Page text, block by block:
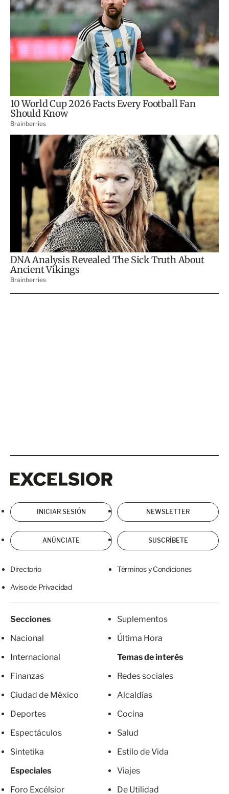
INICIAR SESIÓN NEWSLETTER
ANÚNCIATE SUSCRÍBETE
Directorio Términos y Condiciones
Aviso de Privacidad
Secciones
Nacional
Internacional
Finanzas
Ciudad de México
Deportes
Espectáculos
Sintetika
Especiales
Foro Excélsior
Suplementos
Última Hora
Temas de interés
Redes sociales
Alcaldías
Cocina
Salud
Estilo de Vida
Viajes
De Utilidad